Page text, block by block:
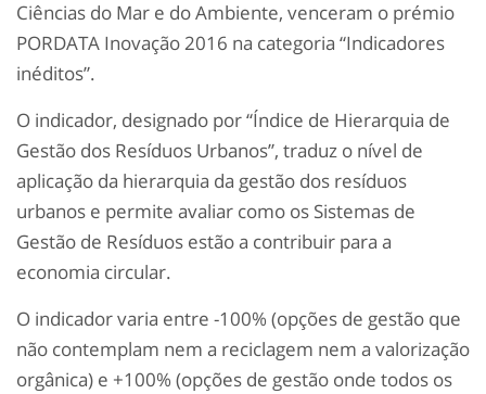
Ciências do Mar e do Ambiente, venceram o prémio
PORDATA Inovação 2016 na categoria “Indicadores
inéditos”.
O indicador, designado por “Índice de Hierarquia de
Gestão dos Resíduos Urbanos”, traduz o nível de
aplicação da hierarquia da gestão dos resíduos
urbanos e permite avaliar como os Sistemas de
Gestão de Resíduos estão a contribuir para a
economia circular.
O indicador varia entre -100% (opções de gestão que
não contemplam nem a reciclagem nem a valorização
orgânica) e +100% (opções de gestão onde todos os